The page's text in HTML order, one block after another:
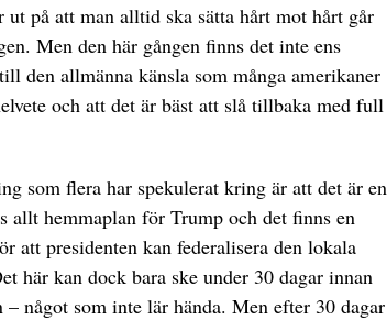
på att man alltid ska sätta hårt mot hårt går
Men den här gången finns det inte ens
den allmänna känsla som många amerikaner
och att det är bäst att slå tillbaka med full
som flera har spekulerat kring är att det är en
allt hemmaplan för Trump och det finns en
att presidenten kan federalisera den lokala
här kan dock bara ske under 30 dagar innan
– något som inte lär hända. Men efter 30 dagar